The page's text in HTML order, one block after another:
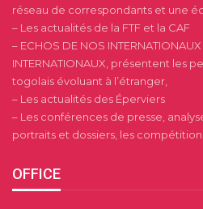
réseau de correspondants et une
– Les actualités de la FTF et la CAF
– ECHOS DE NOS
INTERNATIONAUX, présentent les
togolais évoluant à l’étranger,
– Les actualités des Éperviers
– Les conférences de presse,
portraits et dossiers, les
OFFICE